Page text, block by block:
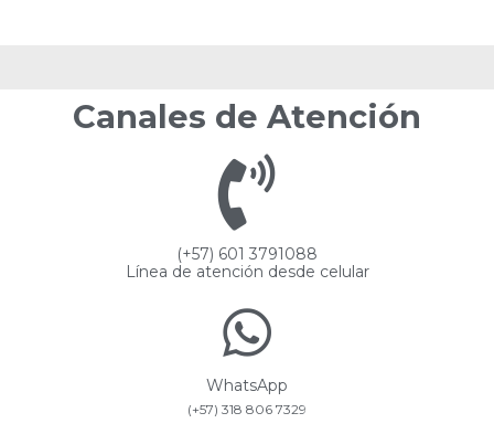
Canales de Atención
(+57) 601 3791088
Línea de atención desde celular
WhatsApp
(+57) 318 806 7329